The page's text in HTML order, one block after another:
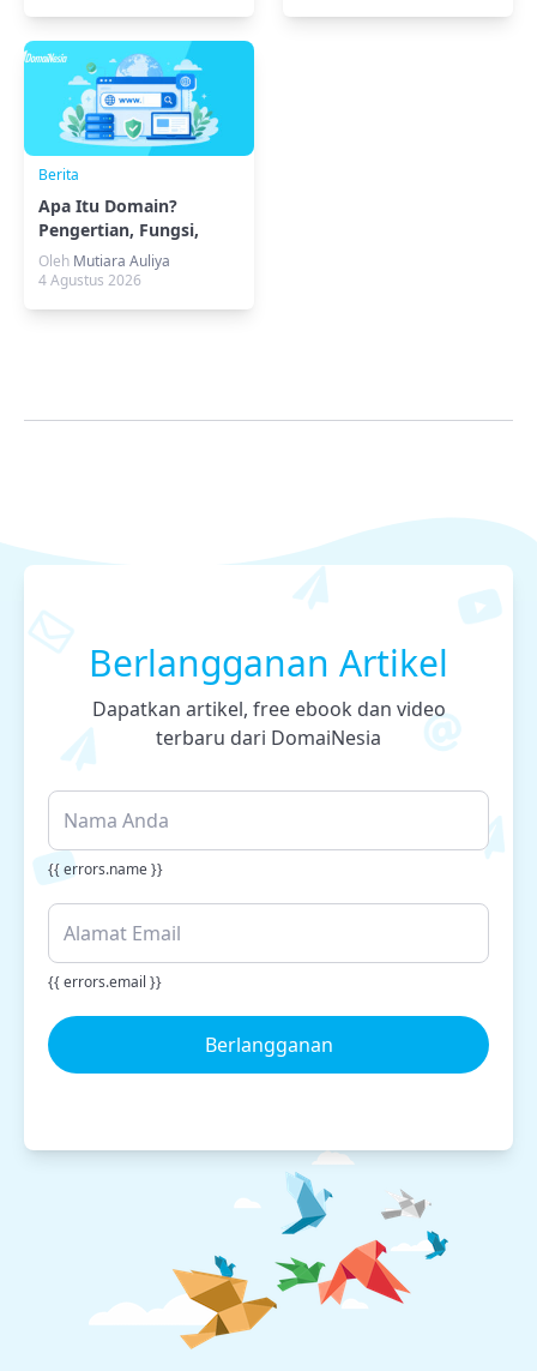
Berita
Apa Itu Domain?
Pengertian, Fungsi,
Jenis, dan Cara Kerjanya
Oleh Mutiara Auliya
4 Agustus 2026
Berlangganan Artikel
Dapatkan artikel, free ebook dan video
terbaru dari DomaiNesia
{{ errors.name }}
{{ errors.email }}
Berlangganan